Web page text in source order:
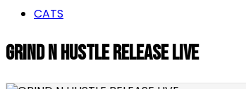
CATS
GRIND N HUSTLE RELEASE LIVE